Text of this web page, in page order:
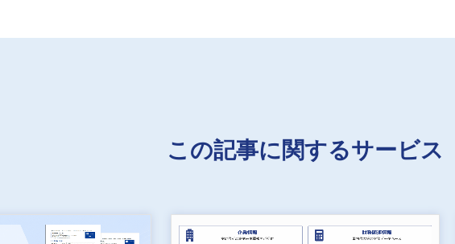
この記事に関するサービス